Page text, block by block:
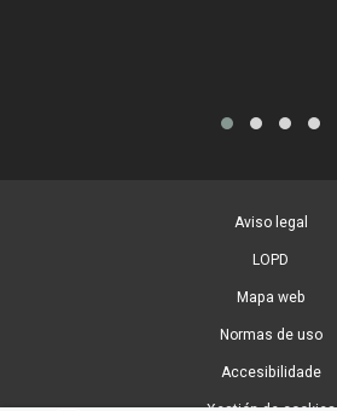
Aviso legal
LOPD
Mapa web
Normas de uso
Accesibilidade